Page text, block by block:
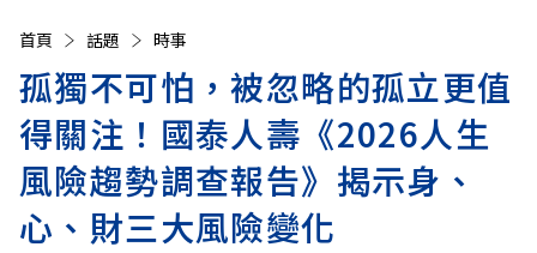
首頁 話題 時事
孤獨不可怕，被忽略的孤立更值
得關注！國泰人壽《2026人生
風險趨勢調查報告》揭示身、
心、財三大風險變化